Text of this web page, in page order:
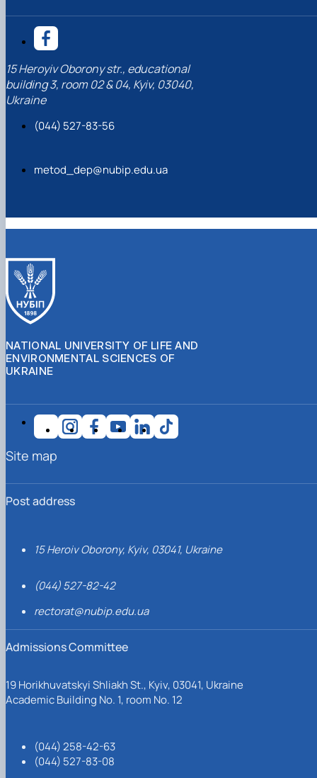
15 Heroyiv Oborony str., educational
building 3, room 02 & 04, Kyiv, 03040,
Ukraine
(044) 527-83-56
metod_dep@nubip.edu.ua
NATIONAL UNIVERSITY OF LIFE AND
ENVIRONMENTAL SCIENCES OF
UKRAINE
Post address
15 Heroiv Oborony, Kyiv, 03041, Ukraine
(044) 527-82-42
rectorat@nubip.edu.ua
Admissions Committee
19 Horikhuvatskyi Shliakh St., Kyiv, 03041, Ukraine
Academic Building No. 1, room No. 12
(044) 258-42-63
(044) 527-83-08
Site map